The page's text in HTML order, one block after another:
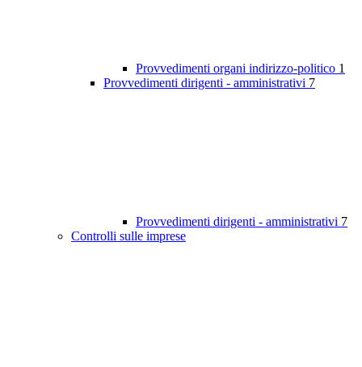
Provvedimenti organi indirizzo-politico 1
Provvedimenti dirigenti - amministrativi 7
Provvedimenti dirigenti - amministrativi 7
Controlli sulle imprese